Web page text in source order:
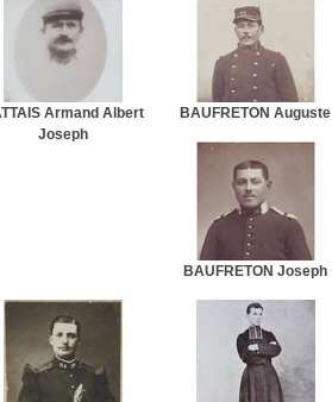
Armand Albert
Joseph
BAUFRETON Auguste
BAUFRETON Joseph